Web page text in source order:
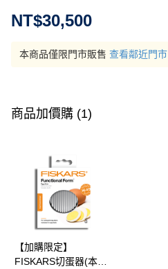
NT$30,500
本商品僅限門市販售 查看鄰近門市
商品加價購 (1)
【加購限定】
FISKARS切蛋器(本商